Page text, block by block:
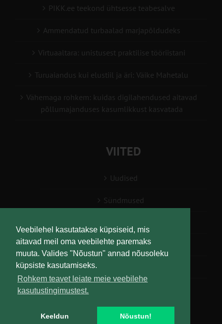
Veebilehel kasutatakse küpsiseid, mis
aitavad meil oma veebilehte paremaks
muuta. Valides "Nõustun" annad nõusoleku
küpsiste kasutamiseks.
Rohkem teavet leiate meie veebilehe
kasutustingimustest.
Keeldun Nõustun!
PIKK.ee teekond ühtsesse teabesalve
Ammendatud turbaalad marjapõldudeks
Virtuaaltara: unistusest praktilise tööriistani
Turuaiandus kui elustiil ja äri: Väike Mahetalu
Vähemaga rohkem: kuidas digilahendused aitavad
põllumajanduses kasumlikkust kasvatada
VIITED
Uudised
Sündmused
Teabesalv
Liitu uudiskirjaga